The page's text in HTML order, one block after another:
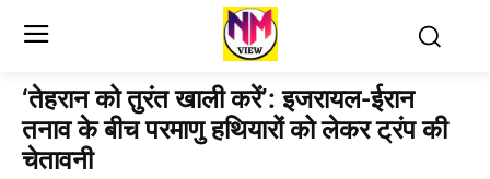
‘तेहरान को तुरंत खाली करें’: इजरायल-ईरान
तनाव के बीच परमाणु हथियारों को लेकर ट्रंप की
चेतावनी